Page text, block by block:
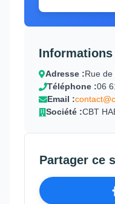
Adresse :Rue
Téléphone :06
Email :
Société :CBT
Partager ce